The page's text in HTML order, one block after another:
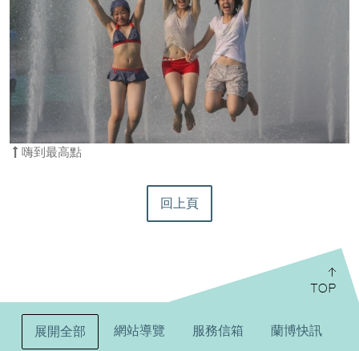
嗨到最高點
回上頁
展開全部 網站導覽 服務信箱 蘭博快訊